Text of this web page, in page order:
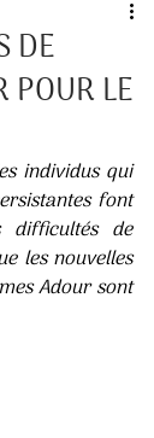
DE
POUR LE
individus qui
font
difficultés de
les nouvelles
Adour sont